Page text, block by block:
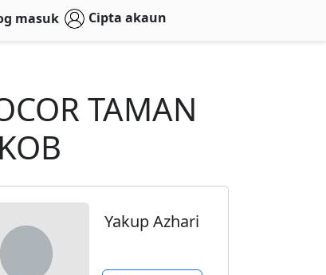
masuk Cipta akaun
TAMAN
Yakup Azhari